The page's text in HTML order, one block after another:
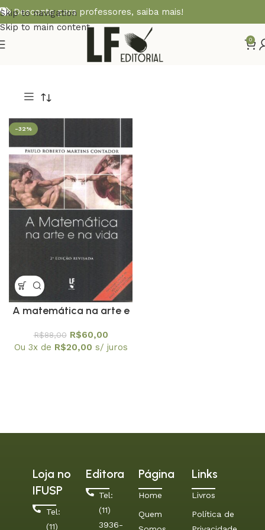
Skip to navigation
Skip to main content
Desconto para professores, saiba mais!
0
-32%
A matemática na arte e
R$88,00 R$60,00
Ou 3x de R$20,00 s/ juros
Loja no
IFUSP
Tel:
(11)
Editora
Tel:
(11)
3936-
Página
Home
Quem
Links
Livros
Política de